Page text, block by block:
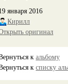
января 2016
Кирилл
оригинал
к альбому
к списку